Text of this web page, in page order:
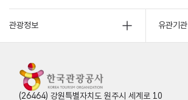
관광정보 유관기관
(26464) 강원특별자치도 원주시 세계로 10